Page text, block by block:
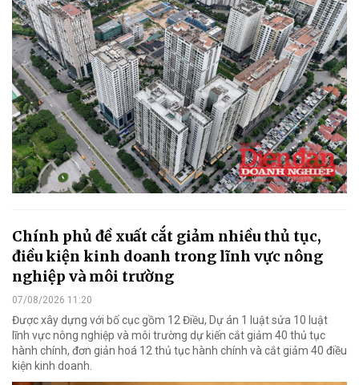
Chính phủ đề xuất cắt giảm nhiều thủ tục,
điều kiện kinh doanh trong lĩnh vực nông
nghiệp và môi trường
07/08/2026 11:20
Được xây dựng với bố cục gồm 12 Điều, Dự án 1 luật sửa 10 luật
lĩnh vực nông nghiệp và môi trường dự kiến cắt giảm 40 thủ tục
hành chính, đơn giản hoá 12 thủ tục hành chính và cắt giảm 40 điều
kiện kinh doanh.